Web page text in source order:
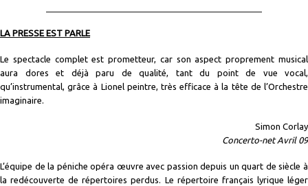
LA PRESSE EST PARLE
Le spectacle complet est prometteur, car son aspect proprement musical
aura dores et déjà paru de qualité, tant du point de vue vocal,
qu’instrumental, grâce à Lionel peintre, très efficace à la tête de l’Orchestre
imaginaire.
Simon Corlay
Concerto-net Avril 09
L’équipe de la péniche opéra œuvre avec passion depuis un quart de siècle à
la redécouverte de répertoires perdus. Le répertoire français lyrique léger